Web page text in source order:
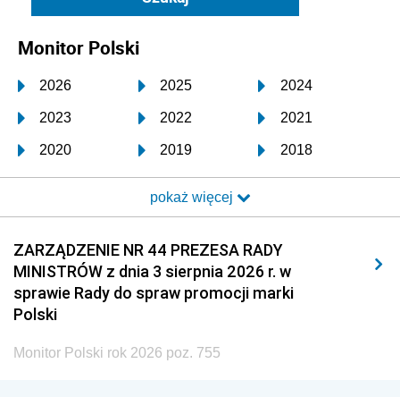
Monitor Polski
2026 2025 2024
2023 2022 2021
2020 2019 2018
2017 2016 2015
2014 2013 2012
2011 2010 2009
2008 2007 2006
2005
pokaż więcej
ZARZĄDZENIE NR 44 PREZESA RADY
MINISTRÓW z dnia 3 sierpnia 2026 r. w
sprawie Rady do spraw promocji marki
Polski
Monitor Polski rok 2026 poz. 755